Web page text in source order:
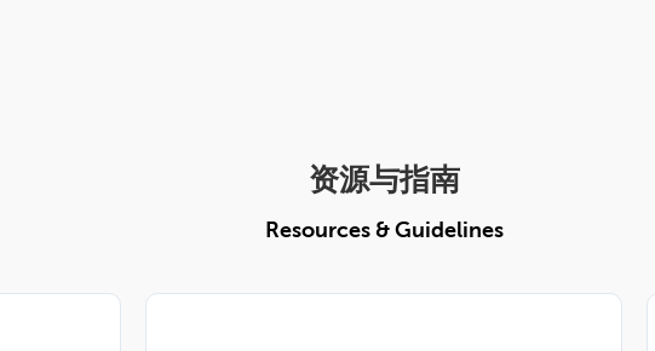
资源与指南
Resources & Guidelines